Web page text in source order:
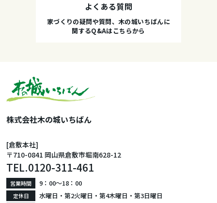
よくある質問
家づくりの疑問や質問、木の城いちばんに
関するQ&Aはこちらから
株式会社木の城いちばん
[倉敷本社]
〒710-0841 岡山県倉敷市堀南628-12
TEL.0120-311-461
営業時間 9：00〜18：00
定休日 水曜日・第2火曜日・第4木曜日・第3日曜日